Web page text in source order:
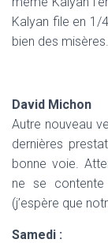
Kalyan file en 1/
bien des
David Michon
Autre nouveau
dernières
bonne voie.
ne se
(j’espère que
Samedi :